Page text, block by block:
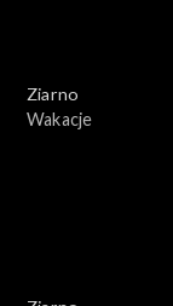
Ziarno
Wakacje